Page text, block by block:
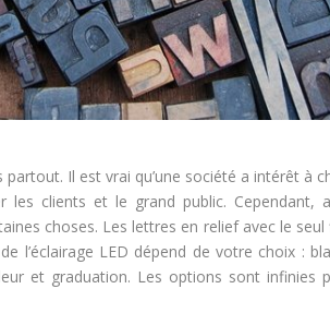
Il est vrai qu’une société a intérêt à
les clients et le grand public. Cependant,
choses. Les lettres en relief avec le
l’éclairage LED dépend de votre choix :
et graduation. Les options sont infinies